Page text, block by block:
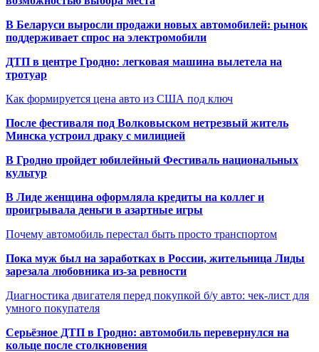
В Беларуси выросли продажи новых автомобилей: рынок
поддерживает спрос на электромобили
ДТП в центре Гродно: легковая машина вылетела на
тротуар
Как формируется цена авто из США под ключ
После фестиваля под Волковыском нетрезвый житель
Минска устроил драку с милицией
В Гродно пройдет юбилейный Фестиваль национальных
культур
В Лиде женщина оформляла кредиты на коллег и
проигрывала деньги в азартные игры
Почему автомобиль перестал быть просто транспортом
Пока муж был на заработках в России, жительница Лиды
зарезала любовника из-за ревности
Диагностика двигателя перед покупкой б/у авто: чек-лист для
умного покупателя
Серьёзное ДТП в Гродно: автомобиль перевернулся на
кольце после столкновения